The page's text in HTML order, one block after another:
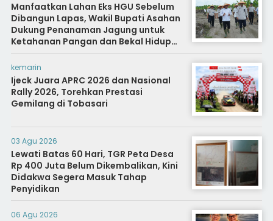
Manfaatkan Lahan Eks HGU Sebelum
Dibangun Lapas, Wakil Bupati Asahan
Dukung Penanaman Jagung untuk
Ketahanan Pangan dan Bekal Hidup
Warga Binaan
kemarin
Ijeck Juara APRC 2026 dan Nasional
Rally 2026, Torehkan Prestasi
Gemilang di Tobasari
03 Agu 2026
Lewati Batas 60 Hari, TGR Peta Desa
Rp 400 Juta Belum Dikembalikan, Kini
Didakwa Segera Masuk Tahap
Penyidikan
06 Agu 2026